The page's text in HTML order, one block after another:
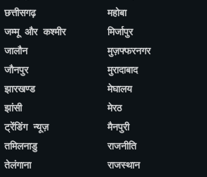
छत्तीसगढ़
जम्मू और कश्मीर
जालौन
जौनपुर
झारखण्ड
झांसी
ट्रेंडिंग न्यूज़
तमिलनाडु
तेलंगाना
महोबा
मिर्जापुर
मुज़फ्फरनगर
मुरादाबाद
मेघालय
मेरठ
मैनपुरी
राजनीति
राजस्थान